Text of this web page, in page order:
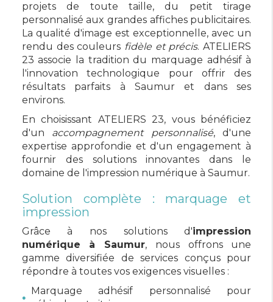
projets de toute taille, du petit tirage
personnalisé aux grandes affiches publicitaires.
La qualité d'image est exceptionnelle, avec un
rendu des couleurs fidèle et précis. ATELIERS
23 associe la tradition du marquage adhésif à
l'innovation technologique pour offrir des
résultats parfaits à Saumur et dans ses
environs.
En choisissant ATELIERS 23, vous bénéficiez
d'un accompagnement personnalisé, d'une
expertise approfondie et d'un engagement à
fournir des solutions innovantes dans le
domaine de l'impression numérique à Saumur.
Solution complète : marquage et
impression
Grâce à nos solutions d'impression
numérique à Saumur, nous offrons une
gamme diversifiée de services conçus pour
répondre à toutes vos exigences visuelles :
Marquage adhésif personnalisé pour